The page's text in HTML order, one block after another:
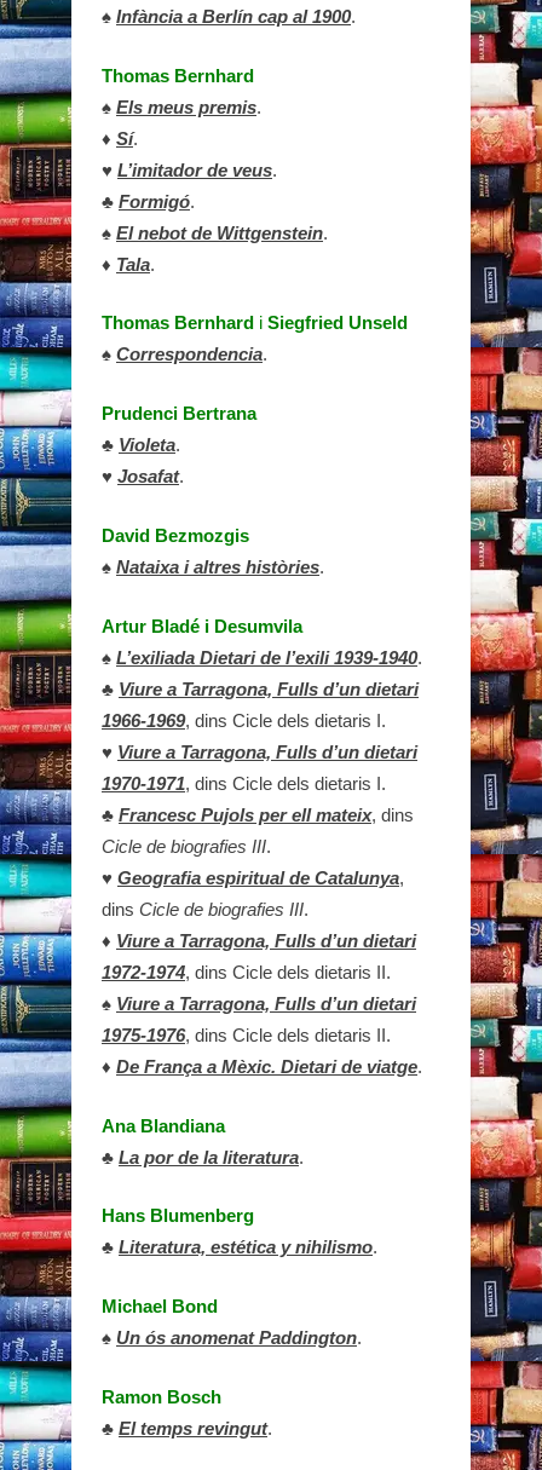
♠ Infància a Berlín cap al 1900.
Thomas Bernhard
♠ Els meus premis.
♦ Sí.
♥ L’imitador de veus.
♣ Formigó.
♠ El nebot de Wittgenstein.
♦ Tala.
Thomas Bernhard i Siegfried Unseld
♠ Correspondencia.
Prudenci Bertrana
♣ Violeta.
♥ Josafat.
David Bezmozgis
♠ Nataixa i altres històries.
Artur Bladé i Desumvila
♠ L’exiliada Dietari de l’exili 1939-1940.
♣ Viure a Tarragona, Fulls d’un dietari
1966-1969, dins Cicle dels dietaris I.
♥ Viure a Tarragona, Fulls d’un dietari
1970-1971, dins Cicle dels dietaris I.
♣ Francesc Pujols per ell mateix, dins
Cicle de biografies III.
♥ Geografia espiritual de Catalunya,
dins Cicle de biografies III.
♦ Viure a Tarragona, Fulls d’un dietari
1972-1974, dins Cicle dels dietaris II.
♠ Viure a Tarragona, Fulls d’un dietari
1975-1976, dins Cicle dels dietaris II.
♦ De França a Mèxic. Dietari de viatge.
Ana Blandiana
♣ La por de la literatura.
Hans Blumenberg
♣ Literatura, estética y nihilismo.
Michael Bond
♠ Un ós anomenat Paddington.
Ramon Bosch
♣ El temps revingut.